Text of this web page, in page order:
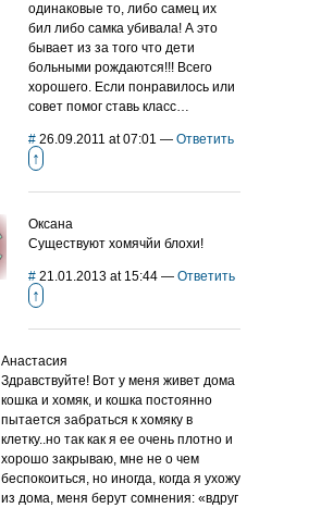
одинаковые то, либо самец их
бил либо самка убивала! А это
бывает из за того что дети
больными рождаются!!! Всего
хорошего. Если понравилось или
совет помог ставь класс…
# 26.09.2011 at 07:01 — Ответить
↑
Оксана
Существуют хомячйи блохи!
# 21.01.2013 at 15:44 — Ответить
↑
Анастасия
Здравствуйте! Вот у меня живет дома
кошка и хомяк, и кошка постоянно
пытается забраться к хомяку в
клетку..но так как я ее очень плотно и
хорошо закрываю, мне не о чем
беспокоиться, но иногда, когда я ухожу
из дома, меня берут сомнения: «вдруг